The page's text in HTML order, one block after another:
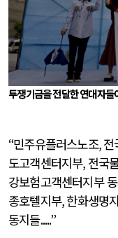
투쟁기금을 전달한 연대자들
“민주유플러스노조,전
도고객센터지부, 전국
강보험고객센터지부
종호텔지부,한화생명
동지들.....”